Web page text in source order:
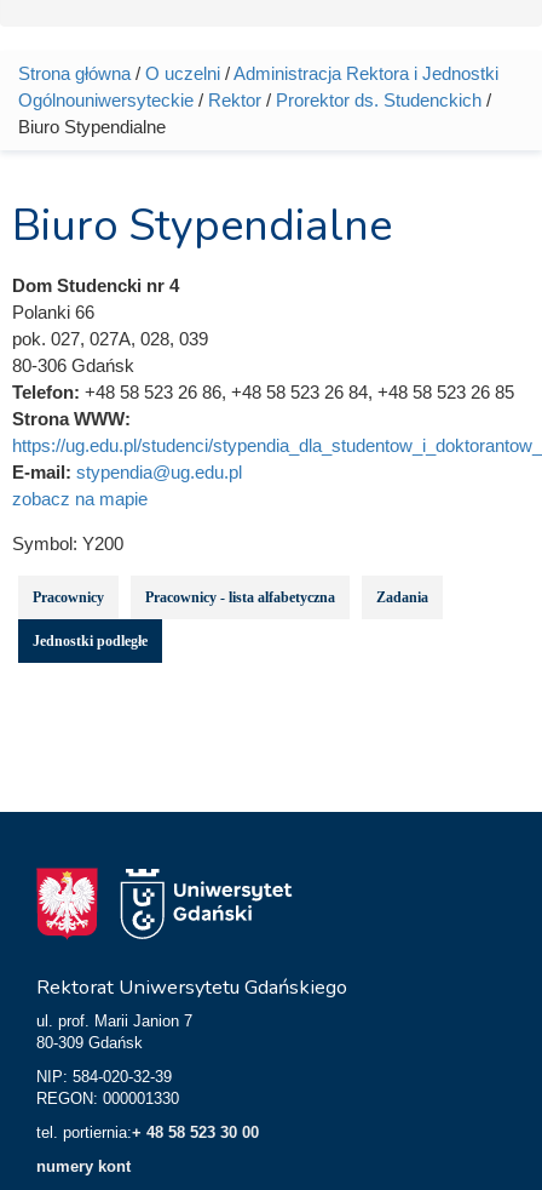
Jesteś tutaj
Strona główna / O uczelni /Administracja Rektora i Jednostki
Ogólnouniwersyteckie / Rektor / Prorektor ds. Studenckich /
Biuro Stypendialne
Biuro Stypendialne
Dom Studencki nr 4
Polanki 66
pok. 027, 027A, 028, 039
80-306 Gdańsk
Telefon: +48 58 523 26 86, +48 58 523 26 84, +48 58 523 26 85
Strona WWW:
https://ug.edu.pl/studenci/
E-mail: stypendia@ug.edu.pl
zobacz na mapie
Symbol: Y200
Pracownicy Pracownicy - lista alfabetyczna Zadania
Jednostki podległe
Rektorat Uniwersytetu Gdańskiego
ul. prof. Marii Janion 7
80-309 Gdańsk
NIP: 584-020-32-39
REGON: 000001330
tel. portiernia:+ 48 58 523 30 00
numery kont